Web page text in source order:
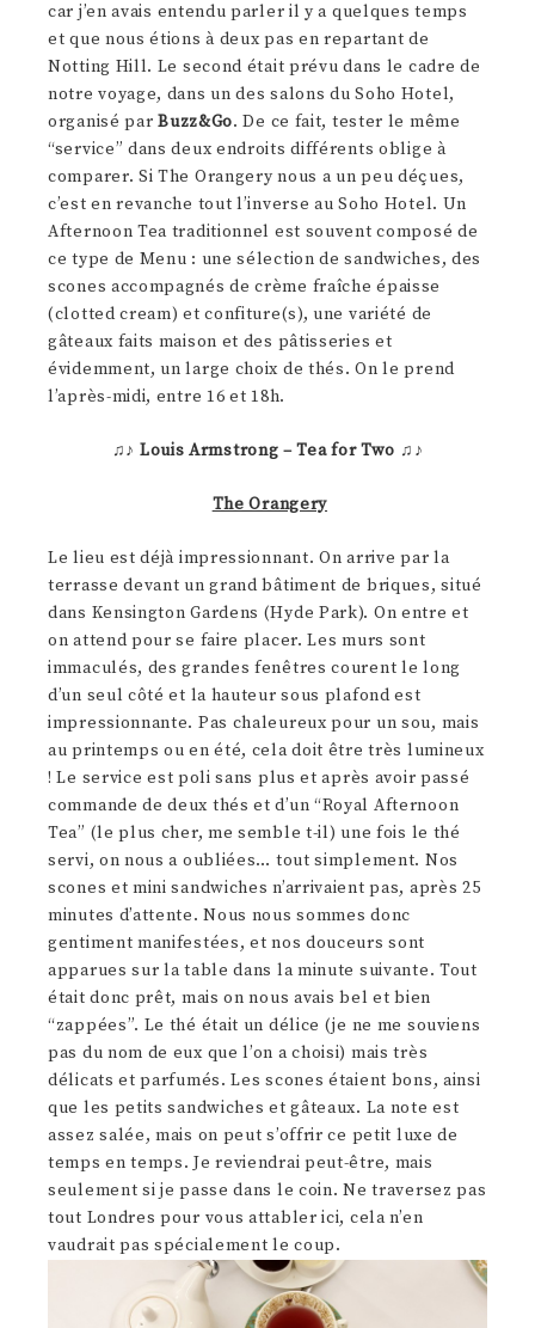
car j’en avais entendu parler il y a quelques temps
et que nous étions à deux pas en repartant de
Notting Hill. Le second était prévu dans le cadre de
notre voyage, dans un des salons du Soho Hotel,
organisé parBuzz&Go. De ce fait, tester le même
“service” dans deux endroits différents oblige à
comparer. Si The Orangery nous a un peu déçues,
c’est en revanche tout l’inverse au Soho Hotel. Un
Afternoon Tea traditionnel est souvent composé de
ce type de Menu : une sélection de sandwiches, des
scones accompagnés de crème fraîche épaisse
(clotted cream) et confiture(s), une variété de
gâteaux faits maison et des pâtisseries et
évidemment, un large choix de thés. On le prend
l’après-midi, entre 16 et 18h.
♫♪ Louis Armstrong – Tea for Two ♫♪
The Orangery
Le lieu est déjà impressionnant. On arrive par la
terrasse devant un grand bâtiment de briques, situé
dans Kensington Gardens (Hyde Park). On entre et
on attend pour se faire placer. Les murs sont
immaculés, des grandes fenêtres courent le long
d’un seul côté et la hauteur sous plafond est
impressionnante. Pas chaleureux pour un sou, mais
au printemps ou en été, cela doit être très lumineux
! Le service est poli sans plus et après avoir passé
commande de deux thés et d’un “Royal Afternoon
Tea” (le plus cher, me semble t-il) une fois le thé
servi, on nous a oubliées… tout simplement. Nos
scones et mini sandwiches n’arrivaient pas, après 25
minutes d’attente. Nous nous sommes donc
gentiment manifestées, et nos douceurs sont
apparues sur la table dans la minute suivante. Tout
était donc prêt, mais on nous avais bel et bien
“zappées”. Le thé était un délice (je ne me souviens
pas du nom de eux que l’on a choisi) mais très
délicats et parfumés. Les scones étaient bons, ainsi
que les petits sandwiches et gâteaux. La note est
assez salée, mais on peut s’offrir ce petit luxe de
temps en temps. Je reviendrai peut-être, mais
seulement si je passe dans le coin. Ne traversez pas
tout Londres pour vous attabler ici, cela n’en
vaudrait pas spécialement le coup.